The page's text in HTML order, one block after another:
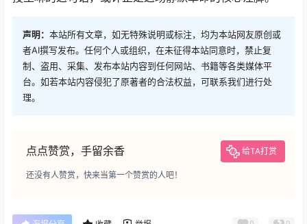
声明： 本站所有文章，如无特殊说明或标注，均为本站网友原创或
者AI撰写发布。任何个人或组织，在未征得本站同意时，禁止复
制、盗用、采集、发布本站内容到任何网站、书籍等各类媒体平
台。如若本站内容侵犯了原著者的合法权益，可联系我们进行处
理。
点点赞赏，手留余香 给TA打赏
还没有人赞赏，快来当第一个赞赏的人吧！